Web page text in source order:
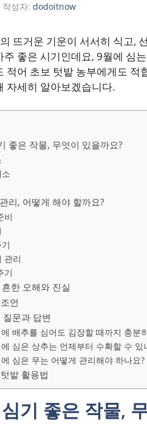
작성자: dodoitnow
뜨거운 기운이 서서히 식고,
주 좋은 시기인데요, 9월에 심
적어 초보 텃밭 농부에게도 적
자세히 알아보겠습니다.
좋은 작물, 무엇이 있을까요?
리, 어떻게 해야 할까요?
비
관리
기
한 오해와 진실
언
질문과 답변
배추를 심어도 김장할 때까지 충분
심은 상추는 언제부터 수확할 수 있
심은 무는 어떻게 관리해야 하나요?
밭 활용법
기 좋은 작물,